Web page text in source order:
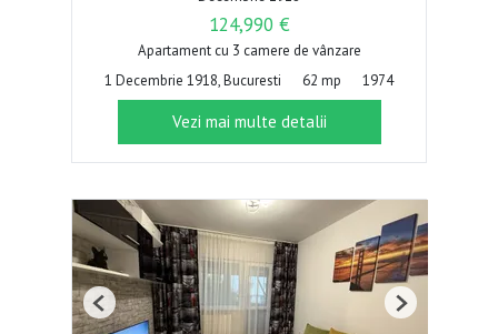
124,990 €
Apartament cu 3 camere de vânzare
1 Decembrie 1918, Bucuresti
62 mp 1974
Vezi mai multe detalii
Previous Next